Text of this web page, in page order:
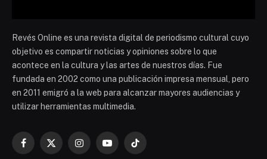
Revés Online es una revista digital de periodismo cultural cuyo
objetivo es compartir noticias y opiniones sobre lo que
acontece en la cultura y las artes de nuestros días. Fue
fundada en 2002 como una publicación impresa mensual, pero
en 2011 emigró a la web para alcanzar mayores audiencias y
utilizar herramientas multimedia.
Facebook
X
InstagramYouTubeTikTok